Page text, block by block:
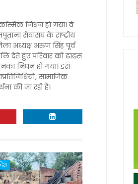
निधन हो गया। वे
सेवासंघ के राष्ट्रीय
अध्यक्ष अरुण सिंह पूर्व
देते हुए परिवार को ढांढस
निधन हो गया। इस
सामाजिक
की जा रही है।